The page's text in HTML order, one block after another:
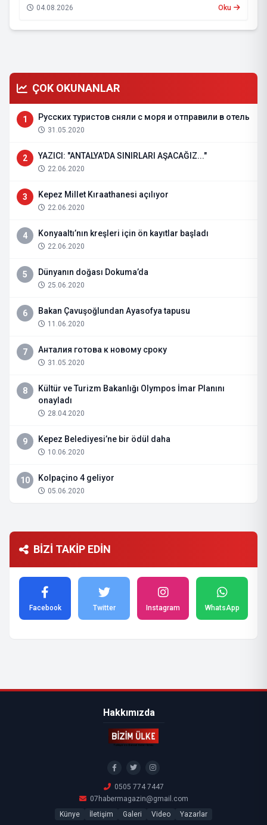
04.08.2026
Oku
ÇOK OKUNANLAR
1 Русских туристов сняли с моря и отправили в отель
31.05.2020
2 YAZICI: "ANTALYA'DA SINIRLARI AŞACAĞIZ..."
22.06.2020
3 Kepez Millet Kıraathanesi açılıyor
22.06.2020
4 Konyaaltı’nın kreşleri için ön kayıtlar başladı
22.06.2020
5 Dünyanın doğası Dokuma’da
25.06.2020
6 Bakan Çavuşoğlundan Ayasofya tapusu
11.06.2020
7 Анталия готова к новому сроку
31.05.2020
8
Kültür ve Turizm Bakanlığı Olympos İmar Planını
onayladı
28.04.2020
9 Kepez Belediyesi’ne bir ödül daha
10.06.2020
10 Kolpaçino 4 geliyor
05.06.2020
BİZİ TAKİP EDİN
Facebook Twitter Instagram WhatsApp
Hakkımızda
0505 774 7447
07habermagazin@gmail.com
Künye
İletişim Galeri Video Yazarlar